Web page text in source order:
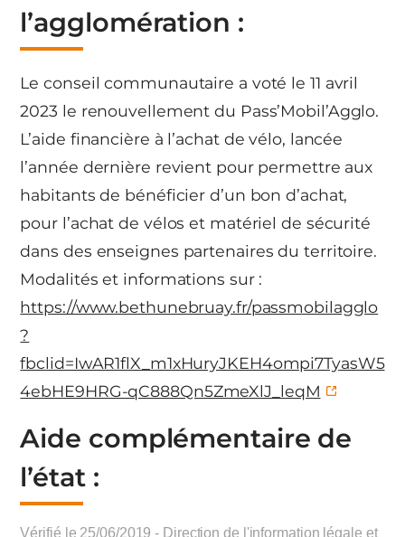
l’agglomération :
Le conseil communautaire a voté le 11 avril
2023 le renouvellement du Pass’Mobil’Agglo.
L’aide financière à l’achat de vélo, lancée
l’année dernière revient pour permettre aux
habitants de bénéficier d’un bon d’achat,
pour l’achat de vélos et matériel de sécurité
dans des enseignes partenaires du territoire.
Modalités et informations sur :
https://www.bethunebruay.fr/passmobilagglo
?
fbclid=IwAR1flX_m1xHuryJKEH4ompi7TyasW5
4ebHE9HRG-qC888Qn5ZmeXlJ_leqM
Aide complémentaire de
l’état :
Vérifié le 25/06/2019 - Direction de l'information légale et